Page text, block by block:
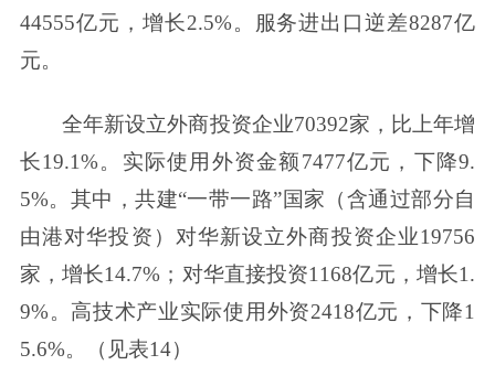
44555亿元，增长2.5%。服务进出口逆差8287亿
元。
全年新设立外商投资企业70392家，比上年增
长19.1%。实际使用外资金额7477亿元，下降9.
5%。其中，共建“一带一路”国家（含通过部分自
由港对华投资）对华新设立外商投资企业19756
家，增长14.7%；对华直接投资1168亿元，增长1.
9%。高技术产业实际使用外资2418亿元，下降1
5.6%。（见表14）